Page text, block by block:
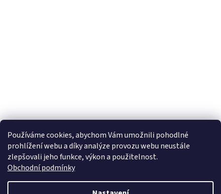
Používáme cookies, abychom Vám umožnili pohodlné
prohlížení webu a díky analýze provozu webu neustále
zlepšovali jeho funkce, výkon a použitelnost.
Obchodní podmínky